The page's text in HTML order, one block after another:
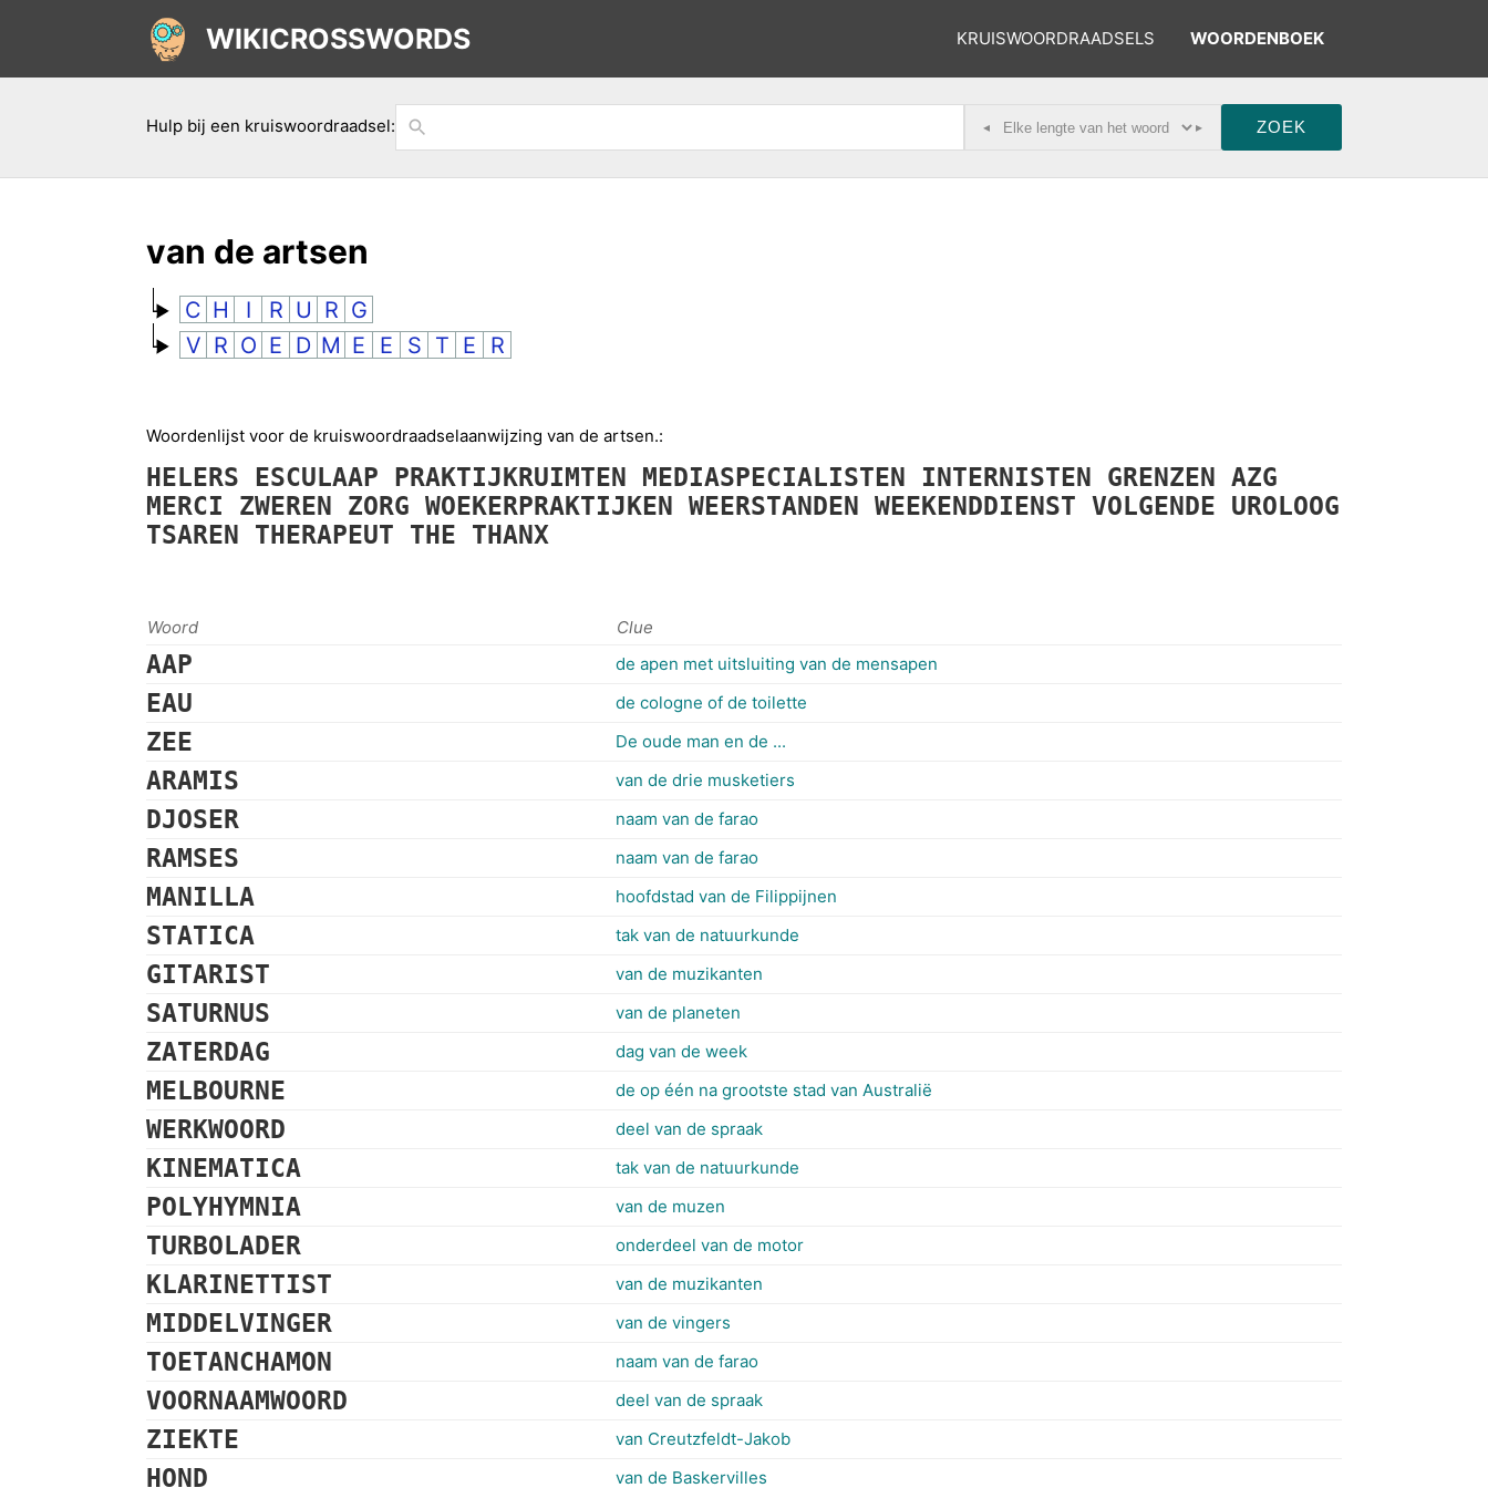
WIKICROSSWORDS KRUISWOORDRAADSELS WOORDENBOEK
Hulp bij een kruiswoordraadsel: ◂ ▸
van de artsen
C H I R U R G
V R O E D M E E S T E R
Woordenlijst voor de kruiswoordraadselaanwijzing van de artsen.:
HELERS ESCULAAP PRAKTIJKRUIMTEN MEDIASPECIALISTEN INTERNISTEN GRENZEN AZG
MERCI ZWEREN ZORG WOEKERPRAKTIJKEN WEERSTANDEN WEEKENDDIENST VOLGENDE UROLOOG
TSAREN THERAPEUT THE THANX
Woord Clue
AAP de apen met uitsluiting van de mensapen
EAU de cologne of de toilette
ZEE De oude man en de ...
ARAMIS van de drie musketiers
DJOSER naam van de farao
RAMSES naam van de farao
MANILLA hoofdstad van de Filippijnen
STATICA tak van de natuurkunde
GITARIST van de muzikanten
SATURNUS van de planeten
ZATERDAG dag van de week
MELBOURNE de op één na grootste stad van Australië
WERKWOORD deel van de spraak
KINEMATICA tak van de natuurkunde
POLYHYMNIA van de muzen
TURBOLADER onderdeel van de motor
KLARINETTIST van de muzikanten
MIDDELVINGER van de vingers
TOETANCHAMON naam van de farao
VOORNAAMWOORD deel van de spraak
ZIEKTE van Creutzfeldt-Jakob
HOND van de Baskervilles